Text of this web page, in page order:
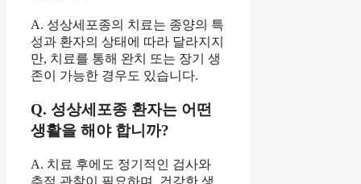
A. 성상세포종의 치료는 종양의 특
성과 환자의 상태에 따라 달라지지
만, 치료를 통해 완치 또는 장기 생
존이 가능한 경우도 있습니다.
Q. 성상세포종 환자는 어떤
생활을 해야 합니까?
A. 치료 후에도 정기적인 검사와
추적 관찰이 필요하며, 건강한 생